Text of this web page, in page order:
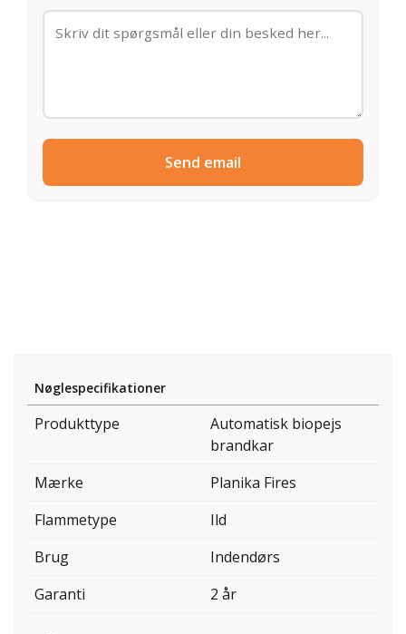
Send email
Nøglespecifikationer
Produkttype
Automatisk biopejs
brandkar
Mærke
Planika Fires
Flammetype
Ild
Brug
Indendørs
Garanti
2 år